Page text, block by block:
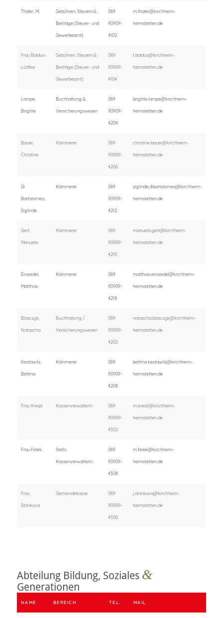
Thaler, M. Gebühren, Steuern &
Beiträge (Steuer- und
Gewerbeamt)
089
90909-
4102
m.thaler@kirchheim-
heimstetten.de
Frau Baldus-
Lüdtke
Gebühren, Steuern &
Beiträge (Steuer- und
Gewerbeamt)
089
90909-
4104
t.baldus@kirchheim-
heimstetten.de
Lampe,
Brigitte
Buchhaltung &
Versicherungswesen
089
90909-
4204
brigitte.lampe@kirchheim-
heimstetten.de
Bauer,
Christine
Kämmerei 089
90909-
4206
christine.bauer@kirchheim-
heimstetten.de
Di
Bartolomeo,
Siglinde
Kämmerei 089
90909-
4212
siglinde.dibartolomeo@kirchheim-
heimstetten.de
Gert,
Manuela
Kämmerei 089
90909-
4210
manuela.gert@kirchheim-
heimstetten.de
Einsiedel,
Matthias
Kämmerei 089
90909-
4218
matthias.einsiedel@kirchheim-
heimstetten.de
Blasczyk,
Natascha
Buchhaltung /
Versicherungswesen
089
90909-
4202
natascha.blasczyk@kirchheim-
heimstetten.de
Kestawitz,
Bettina
Kämmerei 089
90909-
4208
bettina.kestawitz@kirchheim-
heimstetten.de
Frau Kreipl Kassenverwalterin 089
90909-
4302
m.kreipl@kirchheim-
heimstetten.de
Frau Felek Stellv.
Kassenverwalterin
089
90909-
4308
m.felek@kirchheim-
heimstetten.de
Frau
Stankova
Gemeindekasse 089
90909-
4306
j.stankova@kirchheim-
heimstetten.de
Abteilung Bildung, Soziales &
Generationen
NAME BEREICH TEL. MAIL